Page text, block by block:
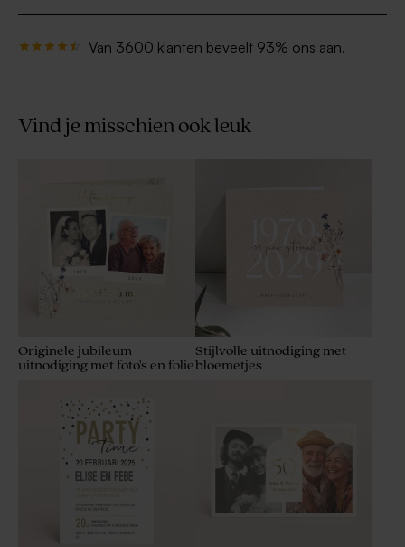
Van 3600 klanten beveelt 93% ons aan.
Vind je misschien ook leuk
Originele jubileum
uitnodiging met foto's en folie
Stijlvolle uitnodiging met
bloemetjes